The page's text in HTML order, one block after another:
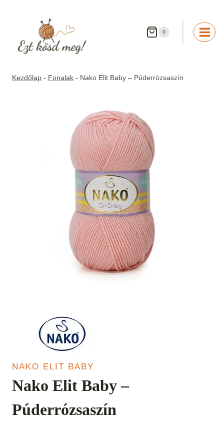
0
Kezdőlap - Fonalak - Nako Elit Baby – Púderrózsaszín
NAKO ELIT BABY
Nako Elit Baby –
Púderrózsaszín